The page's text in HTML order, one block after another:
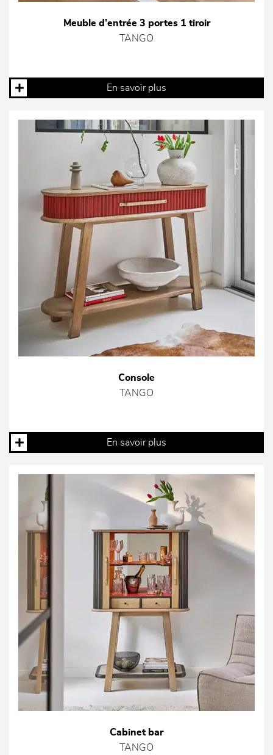
Meuble d’entrée 3 portes 1 tiroir
TANGO
En savoir plus
Console
TANGO
En savoir plus
Cabinet bar
TANGO